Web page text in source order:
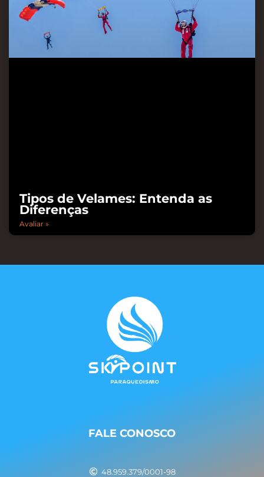
Tipos de Velames: Entenda as
Diferenças
Avaliar »
FALE CONOSCO
48.959.379/0001-98